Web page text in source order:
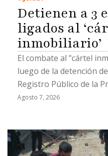
Detienen a 3
ligados al
inmobiliario’
El combate al "cártel
luego de la detención
Registro Público de la
como un civil, por hacer
Buenrostro.Los
cambios de
Agosto 7, 2026